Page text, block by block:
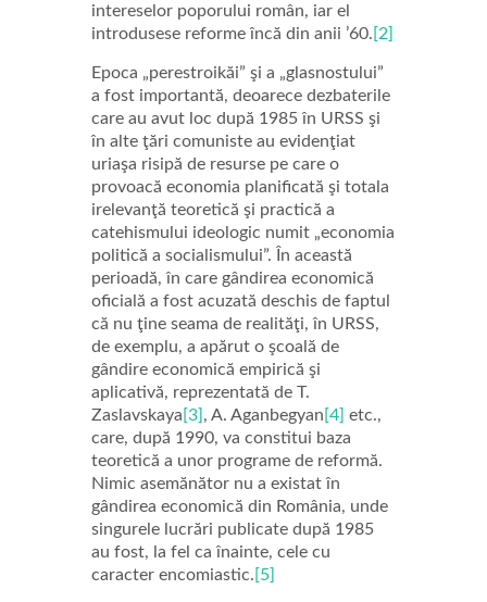
intereselor poporului român, iar el
introdusese reforme încă din anii ’60. [2]
Epoca „perestroikăi” şi a „glasnostului”
a fost importantă, deoarece dezbaterile
care au avut loc după 1985 în URSS şi
în alte ţări comuniste au evidenţiat
uriaşa risipă de resurse pe care o
provoacă economia planificată şi totala
irelevanţă teoretică şi practică a
catehismului ideologic numit „economia
politică a socialismului”. În această
perioadă, în care gândirea economică
oficială a fost acuzată deschis de faptul
că nu ţine seama de realităţi, în URSS,
de exemplu, a apărut o şcoală de
gândire economică empirică şi
aplicativă, reprezentată de T.
Zaslavskaya [3] , A. Aganbegyan [4] etc.,
care, după 1990, va constitui baza
teoretică a unor programe de reformă.
Nimic asemănător nu a existat în
gândirea economică din România, unde
singurele lucrări publicate după 1985
au fost, la fel ca înainte, cele cu
caracter encomiastic. [5]